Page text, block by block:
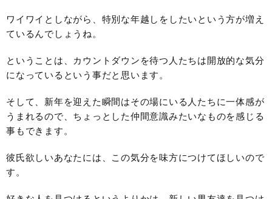
ワイワイとしながら、特別な年越しをしたいという方が増え
ているんでしょうね。
ということは、カウントダウンを待つ人たちは開放的な気分
になっているという事だと思います。
そして、新年を迎えた瞬間はその場にいる人たちに一体感が
うまれるので、ちょっとした仲間意識みたいなものを感じる
事もできます。
彼氏欲しいあなたには、この気分を味方につけてほしいので
す。